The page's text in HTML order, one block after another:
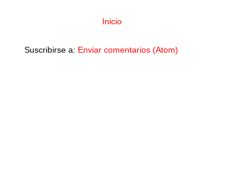
Inicio
Suscribirse a: Enviar comentarios (Atom)